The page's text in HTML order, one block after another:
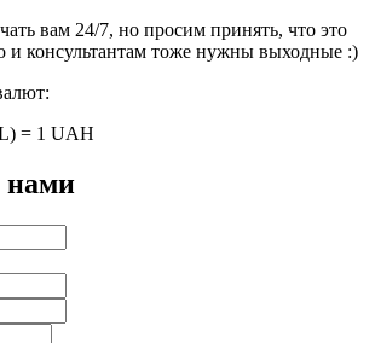
вам 24/7, но просим принять, что это
и консультантам тоже нужны выходные :)
= 1 UAH
нами